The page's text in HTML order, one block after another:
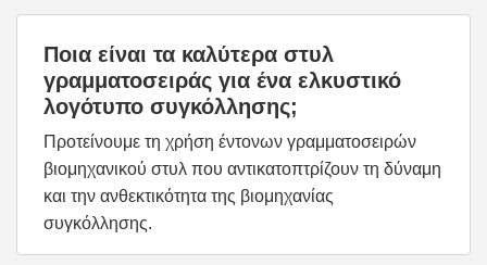
Ποια είναι τα καλύτερα στυλ
γραμματοσειράς για ένα ελκυστικό
λογότυπο συγκόλλησης;
Προτείνουμε τη χρήση έντονων γραμματοσειρών
βιομηχανικού στυλ που αντικατοπτρίζουν τη δύναμη
και την ανθεκτικότητα της βιομηχανίας
συγκόλλησης.